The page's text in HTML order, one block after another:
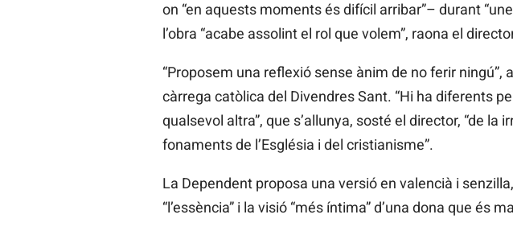
on “en aquests moments és difícil arribar”– durant
l’obra “acabe assolint el rol que volem”, raona el
“Proposem una reflexió sense ànim de no ferir
càrrega catòlica del Divendres Sant. “Hi ha diferents
qualsevol altra”, que s’allunya, sosté el director, “de la
fonaments de l’Església i del cristianisme”.
La Dependent proposa una versió en valencià i
“l’essència” i la visió “més íntima” d’una dona que és